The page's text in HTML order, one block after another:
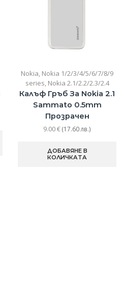
Nokia, Nokia 1/2/3/4/5/6/7/8/9
series, Nokia 2.1/2.2/2.3/2.4
Калъф Гръб За Nokia 2.1
Sammato 0.5mm
Прозрачен
9.00€(17.60 лв.)
ДОБАВЯНЕ В
КОЛИЧКАТА